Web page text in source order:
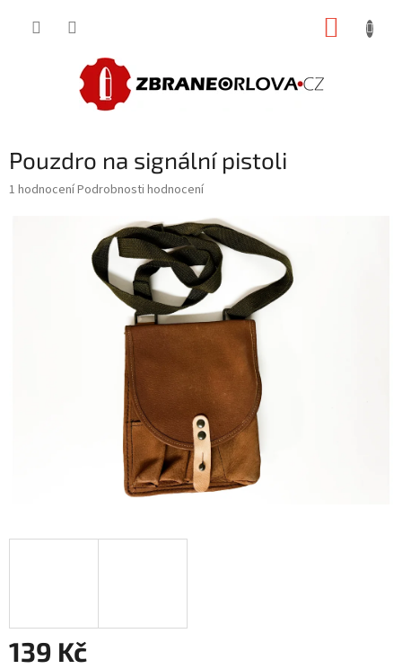
Pouzdro na signální pistoli
Průměrné
1 hodnoceníPodrobnosti hodnocení
139 Kč